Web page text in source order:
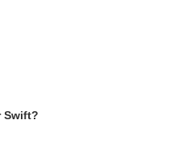
Swift?